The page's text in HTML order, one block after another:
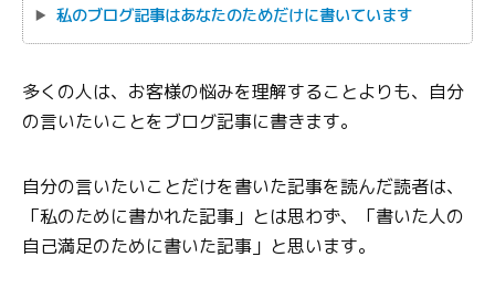
私のブログ記事はあなたのためだけに書いています
多くの人は、お客様の悩みを理解することよりも、自分
の言いたいことをブログ記事に書きます。
自分の言いたいことだけを書いた記事を読んだ読者は、
「私のために書かれた記事」とは思わず、「書いた人の
自己満足のために書いた記事」と思います。